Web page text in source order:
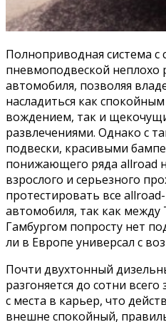
Полноприводная система с
пневмоподвеской неплохо
автомобиля, позволяя
насладиться как
вождением, так и
развлечениями. Однако с
подвески, красивыми
понижающего ряда allroad
взрослого и серьезного
протестировать все
автомобиля, так как
Гамбургом попросту нет
ли в Европе универсал с
Почти двухтонный
разгоняется до сотни всего
с места в карьер, что
внешне спокойный,